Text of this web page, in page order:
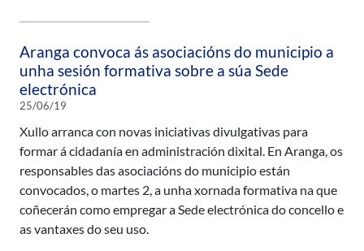
Aranga convoca ás asociacións do municipio a
unha sesión formativa sobre a súa Sede
electrónica
25/06/19
Xullo arranca con novas iniciativas divulgativas para
formar á cidadanía en administración dixital. En Aranga, os
responsables das asociacións do municipio están
convocados, o martes 2, a unha xornada formativa na que
coñecerán como empregar a Sede electrónica do concello e
as vantaxes do seu uso.